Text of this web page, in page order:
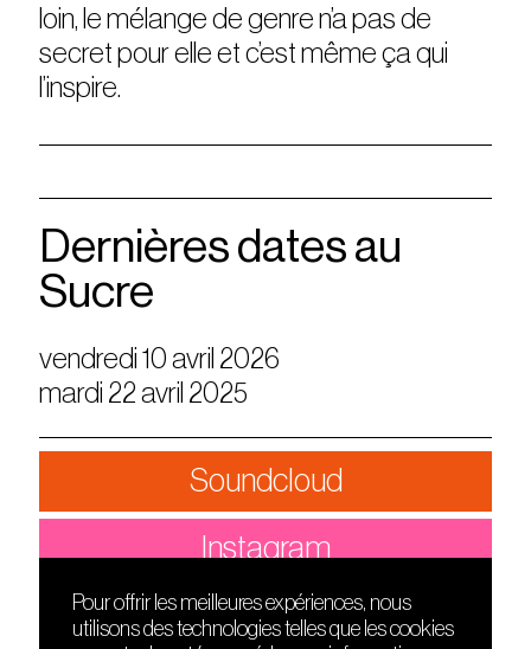
loin, le mélange de genre n’a pas de
secret pour elle et c’est même ça qui
l’inspire.
Dernières dates au
Sucre
vendredi 10 avril 2026
mardi 22 avril 2025
Soundcloud
Instagram
DÉCOUVRIR
FRIENDS
Pour offrir les meilleures expériences, nous
utilisons des technologies telles que les cookies